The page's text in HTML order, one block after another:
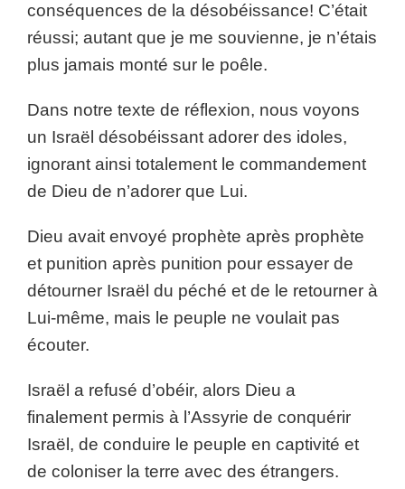
conséquences de la désobéissance! C’était
réussi; autant que je me souvienne, je n’étais
plus jamais monté sur le poêle.
Dans notre texte de réflexion, nous voyons
un Israël désobéissant adorer des idoles,
ignorant ainsi totalement le commandement
de Dieu de n’adorer que Lui.
Dieu avait envoyé prophète après prophète
et punition après punition pour essayer de
détourner Israël du péché et de le retourner à
Lui-même, mais le peuple ne voulait pas
écouter.
Israël a refusé d’obéir, alors Dieu a
finalement permis à l’Assyrie de conquérir
Israël, de conduire le peuple en captivité et
de coloniser la terre avec des étrangers.